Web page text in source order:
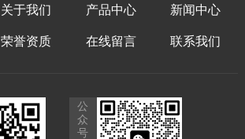
关于我们 产品中心 新闻中心
荣誉资质 在线留言 联系我们
公
众
号